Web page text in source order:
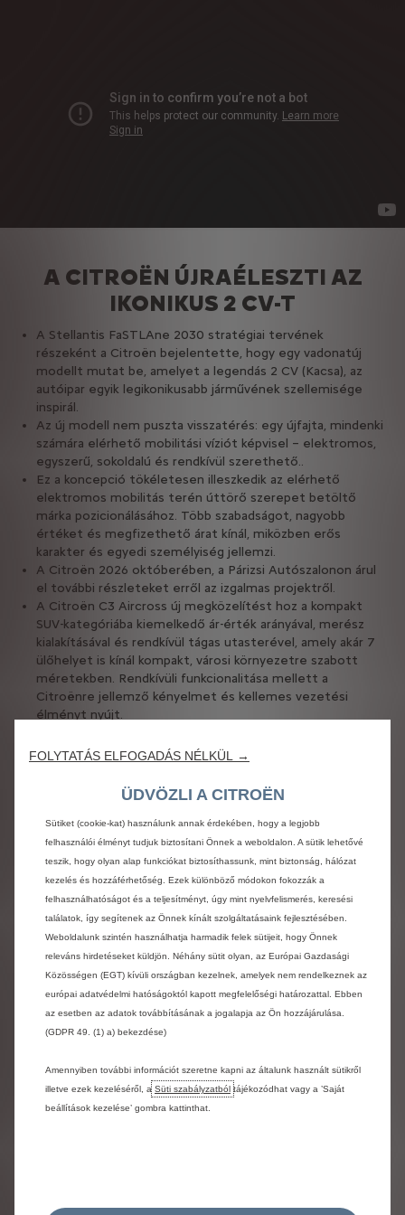
A CITROËN ÚJRAÉLESZTI AZ
IKONIKUS 2 CV-T
A Stellantis FaSTLAne 2030 stratégiai tervének
részeként a Citroën bejelentette, hogy egy vadonatúj
modellt mutat be, amelyet a legendás 2 CV (Kacsa), az
autóipar egyik legikonikusabb járművének szellemisége
inspirál.
Az új modell nem puszta visszatérés: egy újfajta, mindenki
számára elérhető mobilitási víziót képvisel – elektromos,
egyszerű, sokoldalú és rendkívül szerethető..
Ez a koncepció tökéletesen illeszkedik az elérhető
elektromos mobilitás terén úttörő szerepet betöltő
márka pozicionálásához. Több szabadságot, nagyobb
értéket és megfizethető árat kínál, miközben erős
karakter és egyedi személyiség jellemzi.
A Citroën 2026 októberében, a Párizsi Autószalonon árul
el további részleteket erről az izgalmas projektről.
A Citroën C3 Aircross új megközelítést hoz a kompakt
SUV-kategóriába kiemelkedő ár-érték arányával, merész
kialakításával és rendkívül tágas utasterével, amely akár 7
ülőhelyet is kínál kompakt, városi környezetre szabott
méretekben. Rendkívüli funkcionalitása mellett a
Citroënre jellemző kényelmet és kellemes vezetési
élményt nyújt.
Az eredeti 2 CV-t nem azért alkották, hogy ikonná váljon – azzá
lett, mert szabadságot adott az embereknek. Az új 2 CV
ugyanezt a szellemiséget viszi tovább, nem nosztalgiával,
hanem az egyszerűség és hozzáférhetőség mai
újraértelmezésével. Elektromos. Lényegre törő. Megfizethető.
Emberközpontú. Ahogyan demokratizálta a mobilitást, úgy
varázsolja majd újra vonzóvá az elektromos közlekedést az új
generáció számára. A 2 CV visszatérése nem csupán egy
legendás név újjászületése, hanem egy bátor és optimista
fejlődéseszme újjáéledése. Egy mélyen Citroënes gondolat.”
Xavier Chardon, a Citroën vezérigazgatója.
A Stellantis FaSTLAne stratégiájának részeként a Citroën
kínálatába, amely a legendás 2 CV szellemiségét idézi meg.
A Citroën 2 CV a maga idejében a mobilitás széles körű
elérhetővé tételével forradalmasította a mindennapokat:
Az új modell nem a nosztalgiából, hanem az eredeti
FOLYTATÁS ELFOGADÁS NÉLKÜL →
ÜDVÖZLI A CITROËN
Sütiket (cookie-kat) használunk annak érdekében, hogy a legjobb
felhasználói élményt tudjuk biztosítani Önnek a weboldalon. A sütik lehetővé
teszik, hogy olyan alap funkciókat biztosíthassunk, mint biztonság, hálózat
kezelés és hozzáférhetőség. Ezek különböző módokon fokozzák a
felhasználhatóságot és a teljesítményt, úgy mint nyelvfelismerés, keresési
találatok, így segítenek az Önnek kínált szolgáltatásaink fejlesztésében.
Weboldalunk szintén használhatja harmadik felek sütijeit, hogy Önnek
releváns hirdetéseket küldjön. Néhány sütit olyan, az Európai Gazdasági
Közösségen (EGT) kívüli országban kezelnek, amelyek nem rendelkeznek az
európai adatvédelmi hatóságoktól kapott megfelelőségi határozattal. Ebben
az esetben az adatok továbbításának a jogalapja az Ön hozzájárulása.
(GDPR 49. (1) a) bekezdése)
Amennyiben további információt szeretne kapni az általunk használt sütikről
illetve ezek kezeléséről, a Süti szabályzatból tájékozódhat vagy a ’Saját
beállítások kezelése’ gombra kattinthat.